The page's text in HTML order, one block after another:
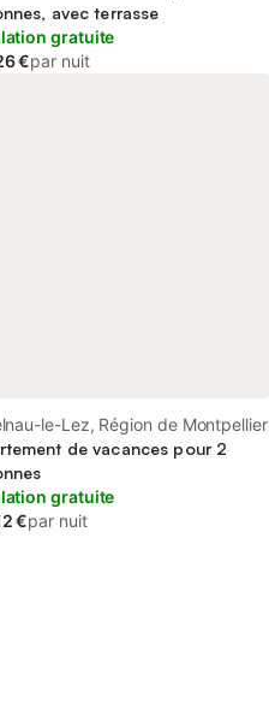
avec terrasse
gratuite
€par nuit
le-Lez, Région de Montpellier
de vacances pour 2
gratuite
€par nuit